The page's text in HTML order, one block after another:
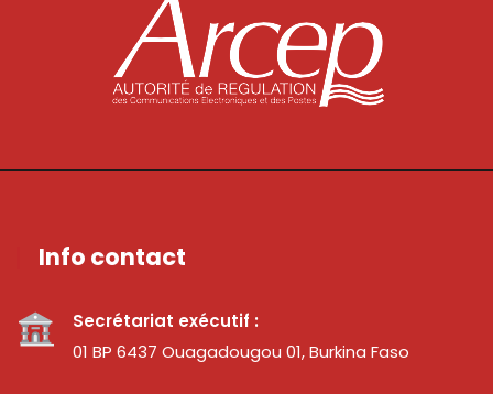
Info contact
Secrétariat exécutif :
01 BP 6437 Ouagadougou 01, Burkina Faso